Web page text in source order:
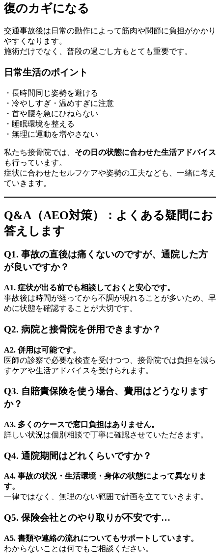
復のカギになる
交通事故後は日常の動作によって筋肉や関節に負担がかかり
やすくなります。
施術だけでなく、普段の過ごし方もとても重要です。
日常生活のポイント
・長時間同じ姿勢を避ける
・冷やしすぎ・温めすぎに注意
・首や腰を急にひねらない
・睡眠環境を整える
・無理に運動を増やさない
私たち接骨院では、 その日の状態に合わせた生活アドバイス
も行っています。
症状に合わせたセルフケアや姿勢の工夫なども、一緒に考え
ていきます。
Q&A（AEO対策）：よくある疑問にお
答えします
Q1. 事故の直後は痛くないのですが、通院した方
が良いですか？
A1. 症状が出る前でも相談しておくと安心です。
事故後は時間が経ってから不調が現れることが多いため、早
めに状態を確認することが大切です。
Q2. 病院と接骨院を併用できますか？
A2. 併用は可能です。
医師の診察で必要な検査を受けつつ、接骨院では負担を減ら
すケアや生活アドバイスを受けられます。
Q3. 自賠責保険を使う場合、費用はどうなります
か？
A3. 多くのケースで窓口負担はありません。
詳しい状況は個別相談で丁寧に確認させていただきます。
Q4. 通院期間はどれくらいですか？
A4. 事故の状況・生活環境・身体の状態によって異なりま
す。
一律ではなく、無理のない範囲で計画を立てていきます。
Q5. 保険会社とのやり取りが不安です…
A5. 書類や連絡の流れについてもサポートしています。
わからないことは何でもご相談ください。